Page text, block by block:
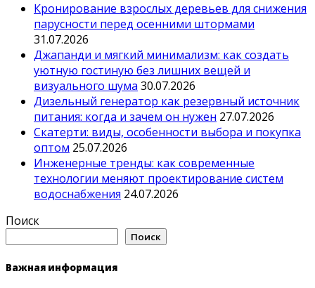
Кронирование взрослых деревьев для снижения
парусности перед осенними штормами
31.07.2026
Джапанди и мягкий минимализм: как создать
уютную гостиную без лишних вещей и
визуального шума 30.07.2026
Дизельный генератор как резервный источник
питания: когда и зачем он нужен 27.07.2026
Скатерти: виды, особенности выбора и покупка
оптом 25.07.2026
Инженерные тренды: как современные
технологии меняют проектирование систем
водоснабжения 24.07.2026
Поиск
Поиск
Важная информация